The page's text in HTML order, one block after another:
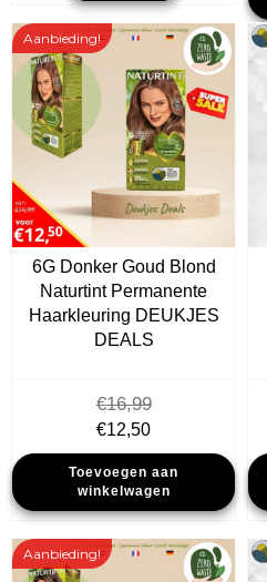
€16,99.€12,50.
6G Donker Goud Blond
Naturtint Permanente
Haarkleuring DEUKJES
DEALS
€16,99
Oorspronkelijke
prijs
was:
€16,99.
€12,50Huidige
prijs
is:
€12,50.
Toevoegen aan
winkelwagen
Aanbieding!
Aanbieding!